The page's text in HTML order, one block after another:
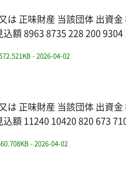
は 正味財産 当該団体 出資金
額 8963 8735 228 200 9304
- 2026-04-02
は 正味財産 当該団体 出資金
額 11240 10420 820 673
- 2026-04-02